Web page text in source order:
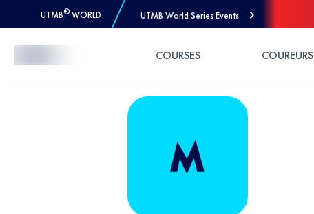
UTMB® WORLD UTMB World Series Events
COURSES COUREURS